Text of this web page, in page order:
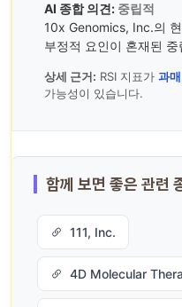
AI 종합 의견: 중립적
10x Genomics, Inc.의
부정적 요인이 혼재된
상세 근거: RSI 지표가 과
가능성이 있습니다.
함께 보면 좋은 관련
111, Inc.
4D Molecular